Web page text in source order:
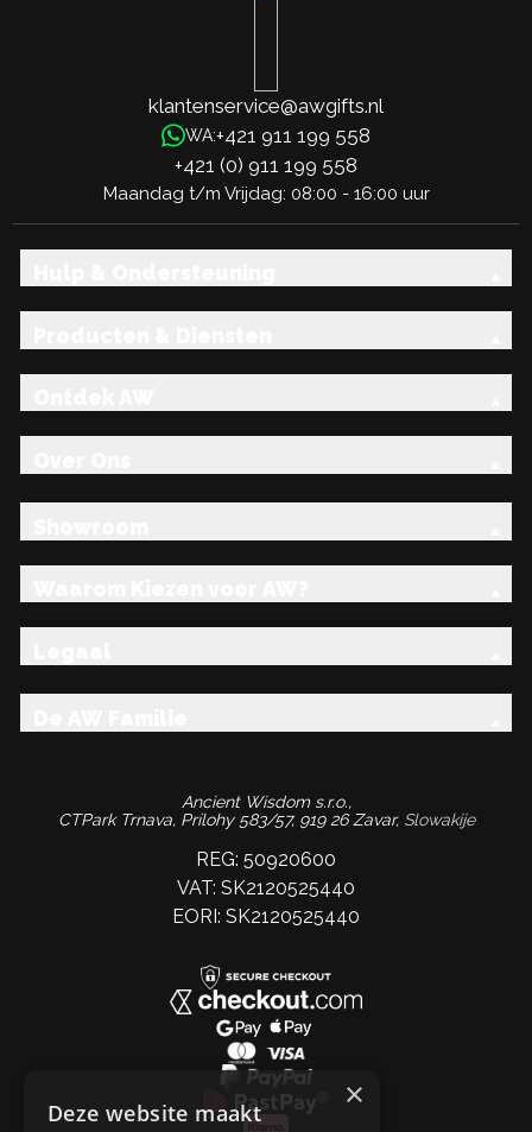
klantenservice@awgifts.nl
WA:+421 911 199 558
+421 (0) 911 199 558
Maandag t/m Vrijdag: 08:00 - 16:00 uur
Ancient Wisdom s.r.o.,
CTPark Trnava, Prílohy 583/57, 919 26 Zavar, Slowakije
REG: 50920600
VAT: SK2120525440
EORI: SK2120525440
×
Deze website maakt